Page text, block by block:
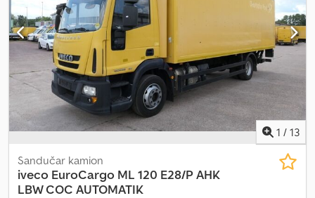
1 / 13
Sandučar kamion
iveco EuroCargo ML 120 E28/P AHK
LBW COC AUTOMATIK